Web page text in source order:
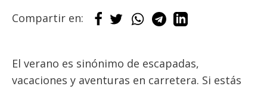
Compartir en:
El verano es sinónimo de escapadas,
vacaciones y aventuras en carretera. Si estás